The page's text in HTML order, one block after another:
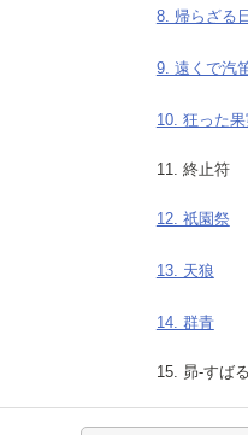
8. 帰らざる
9. 遠くで汽
10. 狂った
11. 終止符
12. 祇園祭
13. 天狼
14. 群青
15. 昴-すば